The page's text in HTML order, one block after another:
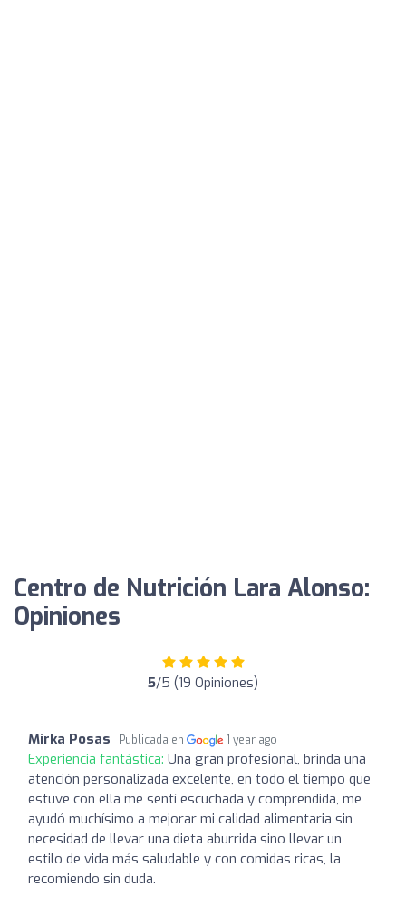
Centro de Nutrición Lara Alonso:
Opiniones
5/5 (19 Opiniones)
Mirka Posas Publicada en 1 year ago
Experiencia fantástica: Una gran profesional, brinda una
atención personalizada excelente, en todo el tiempo que
estuve con ella me sentí escuchada y comprendida, me
ayudó muchísimo a mejorar mi calidad alimentaria sin
necesidad de llevar una dieta aburrida sino llevar un
estilo de vida más saludable y con comidas ricas, la
recomiendo sin duda.